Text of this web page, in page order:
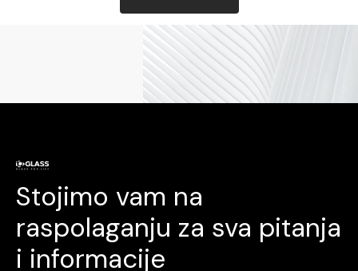
Stojimo vam na
raspolaganju za sva pitanja
i informacije